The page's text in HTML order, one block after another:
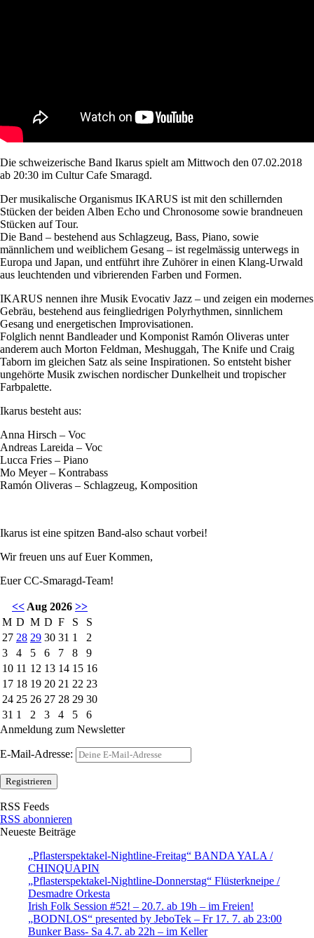
Die schweizerische Band Ikarus spielt am Mittwoch den 07.02.2018
ab 20:30 im Cultur Cafe Smaragd.
Der musikalische Organismus IKARUS ist mit den schillernden
Stücken der beiden Alben Echo und Chronosome sowie brandneuen
Stücken auf Tour.
Die Band – bestehend aus Schlagzeug, Bass, Piano, sowie
männlichem und weiblichem Gesang – ist regelmässig unterwegs in
Europa und Japan, und entführt ihre Zuhörer in einen Klang-Urwald
aus leuchtenden und vibrierenden Farben und Formen.
IKARUS nennen ihre Musik Evocativ Jazz – und zeigen ein modernes
Gebräu, bestehend aus feingliedrigen Polyrhythmen, sinnlichem
Gesang und energetischen Improvisationen.
Folglich nennt Bandleader und Komponist Ramón Oliveras unter
anderem auch Morton Feldman, Meshuggah, The Knife und Craig
Taborn im gleichen Satz als seine Inspirationen. So entsteht bisher
ungehörte Musik zwischen nordischer Dunkelheit und tropischer
Farbpalette.
Ikarus besteht aus:
Anna Hirsch – Voc
Andreas Lareida – Voc
Lucca Fries – Piano
Mo Meyer – Kontrabass
Ramón Oliveras – Schlagzeug, Komposition
Ikarus ist eine spitzen Band-also schaut vorbei!
Wir freuen uns auf Euer Kommen,
Euer CC-Smaragd-Team!
<< Aug 2026 >>
M D M D F S
S
27 28 29 30 31 1
2
3
4 5 6 7 8
9
10 11 12 13 14 15 16
17 18 19 20 21 22 23
24 25 26 27 28 29 30
31 1 2 3 4 5
6
Anmeldung zum Newsletter
E-Mail-Adresse:
RSS Feeds
RSS abonnieren
Neueste Beiträge
„Pflasterspektakel-Nightline-Freitag“ BANDA YALA /
CHINQUAPIN
„Pflasterspektakel-Nightline-Donnerstag“ Flüsterkneipe /
Desmadre Orkesta
Irish Folk Session #52! – 20.7. ab 19h – im Freien!
„BODNLOS“ presented by JeboTek – Fr 17. 7. ab 23:00
Bunker Bass- Sa 4.7. ab 22h – im Keller